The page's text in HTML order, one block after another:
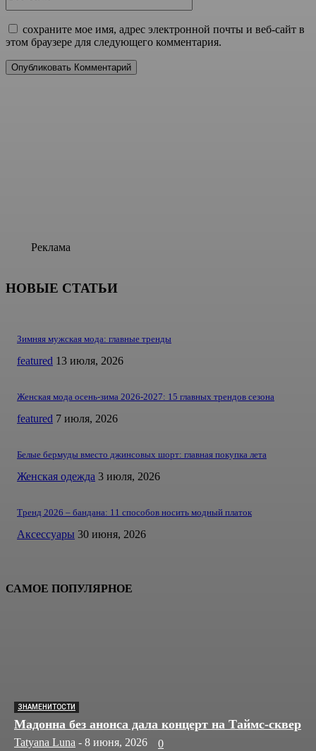
сохраните мое имя, адрес электронной почты и веб-сайт в
этом браузере для следующего комментария.
Реклама
НОВЫЕ СТАТЬИ
Зимняя мужская мода: главные тренды
featured 13 июля, 2026
Женская мода осень-зима 2026-2027: 15 главных трендов сезона
featured 7 июля, 2026
Белые бермуды вместо джинсовых шорт: главная покупка лета
Женская одежда 3 июля, 2026
Тренд 2026 – бандана: 11 способов носить модный платок
Аксессуары 30 июня, 2026
САМОЕ ПОПУЛЯРНОЕ
ЗНАМЕНИТОСТИ
Мадонна без анонса дала концерт на Таймс-сквер
Tatyana Luna - 8 июня, 2026 0